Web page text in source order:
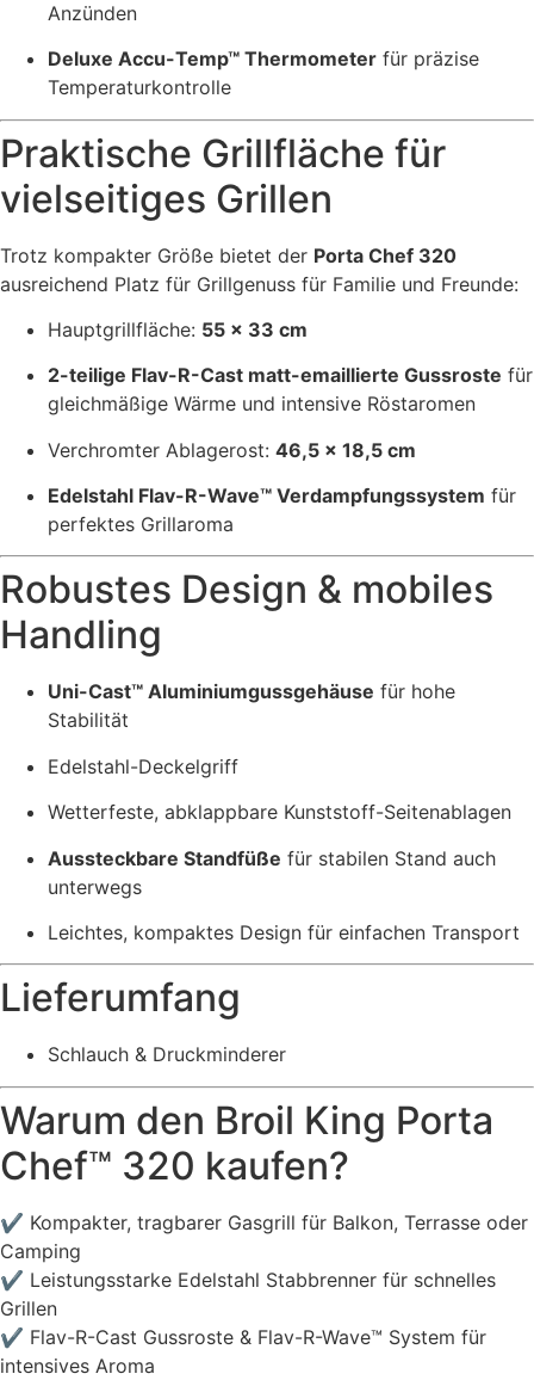
Anzünden
Deluxe Accu-Temp™ Thermometer für präzise
Temperaturkontrolle
Praktische Grillfläche für
vielseitiges Grillen
Trotz kompakter Größe bietet der Porta Chef 320
ausreichend Platz für Grillgenuss für Familie und Freunde:
Hauptgrillfläche: 55 × 33 cm
2-teilige Flav-R-Cast matt-emaillierte Gussroste für
gleichmäßige Wärme und intensive Röstaromen
Verchromter Ablagerost: 46,5 × 18,5 cm
Edelstahl Flav-R-Wave™ Verdampfungssystem für
perfektes Grillaroma
Robustes Design & mobiles
Handling
Uni-Cast™ Aluminiumgussgehäuse für hohe
Stabilität
Edelstahl-Deckelgriff
Wetterfeste, abklappbare Kunststoff-Seitenablagen
Aussteckbare Standfüße für stabilen Stand auch
unterwegs
Leichtes, kompaktes Design für einfachen Transport
Lieferumfang
Schlauch & Druckminderer
Warum den Broil King Porta
Chef™ 320 kaufen?
✔ Kompakter, tragbarer Gasgrill für Balkon, Terrasse oder
Camping
✔ Leistungsstarke Edelstahl Stabbrenner für schnelles
Grillen
✔ Flav-R-Cast Gussroste & Flav-R-Wave™ System für
intensives Aroma